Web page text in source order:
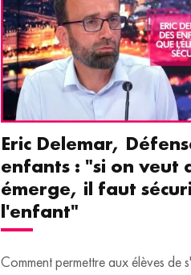
Eric Delemar,
enfants : "si on veut
émerge, il faut
l'enfant"
Comment permettre aux élèves de